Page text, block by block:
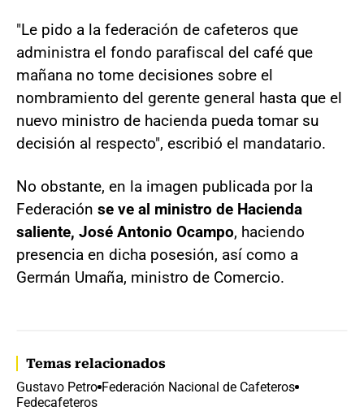
"Le pido a la federación de cafeteros que
administra el fondo parafiscal del café que
mañana no tome decisiones sobre el
nombramiento del gerente general hasta que el
nuevo ministro de hacienda pueda tomar su
decisión al respecto", escribió el mandatario.
No obstante, en la imagen publicada por la
Federación se ve al ministro de Hacienda
saliente, José Antonio Ocampo, haciendo
presencia en dicha posesión, así como a
Germán Umaña, ministro de Comercio.
Temas relacionados
Gustavo Petro Federación Nacional de Cafeteros
Fedecafeteros